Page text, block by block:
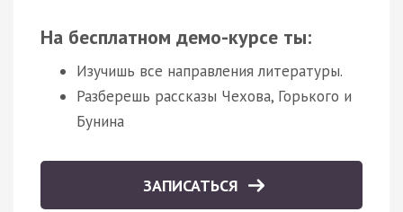
На бесплатном демо-курсе ты:
Изучишь все направления литературы.
Разберешь рассказы Чехова, Горького и
Бунина
ЗАПИСАТЬСЯ